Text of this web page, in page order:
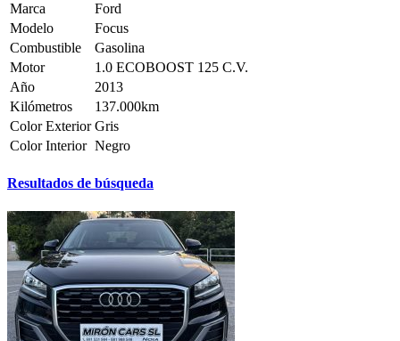
Marca
Ford
Modelo
Focus
Combustible
Gasolina
Motor
1.0 ECOBOOST 125 C.V.
Año
2013
Kilómetros
137.000km
Color Exterior Gris
Color Interior Negro
Resultados de búsqueda